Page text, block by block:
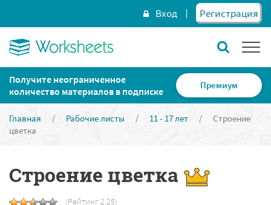
Вход Регистрация
Получите неограниченное
количество материалов в подписке
Премиум
Главная / Рабочие листы / 11 - 17 лет /
Строение
цветка
Строение цветка
(Рейтинг 2.25)